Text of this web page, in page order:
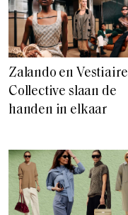
Zalando en Vestiaire
Collective slaan de
handen in elkaar